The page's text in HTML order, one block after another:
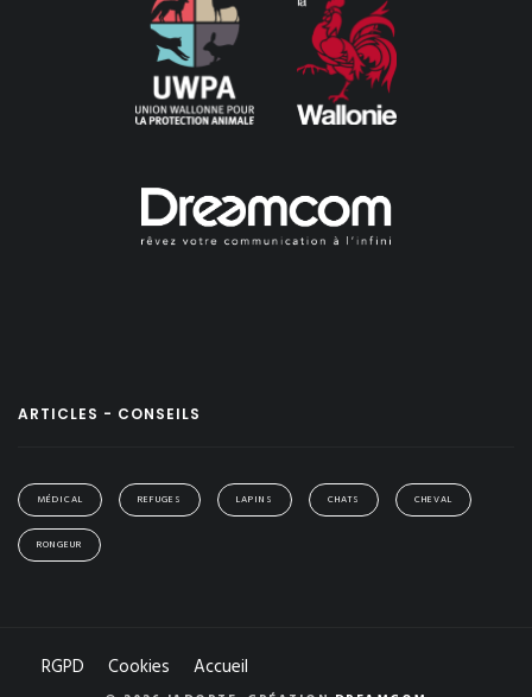
ARTICLES - CONSEILS
MÉDICAL REFUGES LAPINS CHATS CHEVAL
RONGEUR
RGPD Cookies Accueil